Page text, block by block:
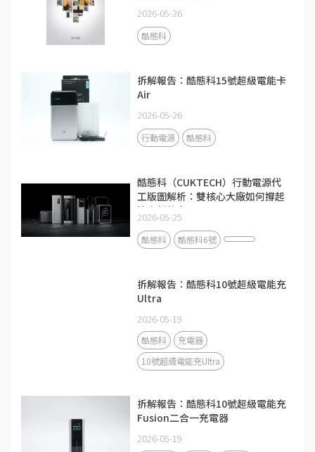
2026-05-26
酷態科
拆解報告：酷態科15號超級電能卡
Air
2026-05-26
行動電源 酷態科
酷態科（CUKTECH）行動電源代
工版圖解析：雙核心大廠如何撐起
快充新勢力？
2026-05-25
酷態科 酷態科6號
拆解報告：酷態科10號超級電能充
Ultra
2026-05-19
酷態科
充電器
10號超級電能充Ultra
拆解報告：酷態科10號超級電能充
Fusion二合一充電器
2026-05-19